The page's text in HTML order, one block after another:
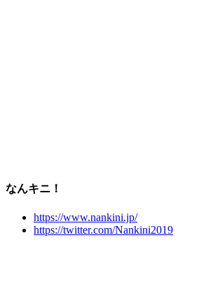
なんキニ！
https://www.nankini.jp/
https://twitter.com/Nankini2019